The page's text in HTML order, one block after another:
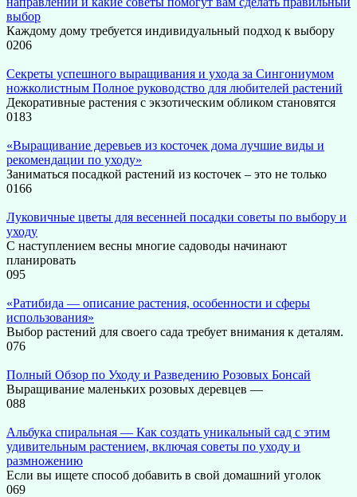
выбор
Каждому дому требуется индивидуальный подход к выбору
0206
Секреты успешного выращивания и ухода за Сингониумом
ножколистным Полное руководство для любителей растений
Декоративные растения с экзотическим обликом становятся
0183
«Выращивание деревьев из косточек дома лучшие виды и
рекомендации по уходу»
Заниматься посадкой растений из косточек – это не только
0166
Луковичные цветы для весенней посадки советы по выбору и
уходу
С наступлением весны многие садоводы начинают
планировать
095
«Ратибида — описание растения, особенности и сферы
использования»
Выбор растений для своего сада требует внимания к деталям.
076
Полный Обзор по Уходу и Разведению Розовых Бонсай
Выращивание маленьких розовых деревцев —
088
Альбука спиральная — Как создать уникальный сад с этим
удивительным растением, включая советы по уходу и
размножению
Если вы ищете способ добавить в свой домашний уголок
069